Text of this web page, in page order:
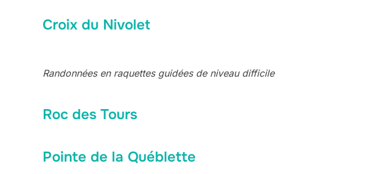
Croix du Nivolet
Randonnées en raquettes guidées de niveau difficile
Roc des Tours
Pointe de la Québlette